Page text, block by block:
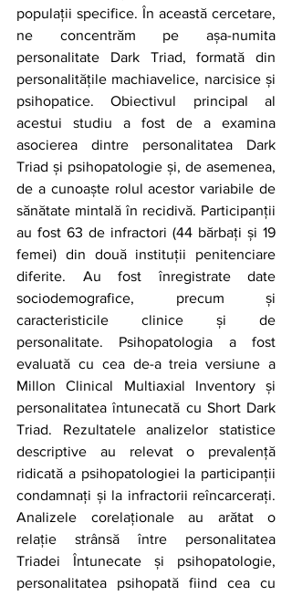
populații specifice. În această cercetare,
ne concentrăm pe așa-numita
personalitate Dark Triad, formată din
personalitățile machiavelice, narcisice și
psihopatice. Obiectivul principal al
acestui studiu a fost de a examina
asocierea dintre personalitatea Dark
Triad și psihopatologie și, de asemenea,
de a cunoaște rolul acestor variabile de
sănătate mintală în recidivă. Participanții
au fost 63 de infractori (44 bărbați și 19
femei) din două instituții penitenciare
diferite. Au fost înregistrate date
sociodemografice, precum și
caracteristicile clinice și de
personalitate. Psihopatologia a fost
evaluată cu cea de-a treia versiune a
Millon Clinical Multiaxial Inventory și
personalitatea întunecată cu Short Dark
Triad. Rezultatele analizelor statistice
descriptive au relevat o prevalență
ridicată a psihopatologiei la participanții
condamnați și la infractorii reîncarcerați.
Analizele corelaționale au arătat o
relație strânsă între personalitatea
Triadei Întunecate și psihopatologie,
personalitatea psihopată fiind cea cu